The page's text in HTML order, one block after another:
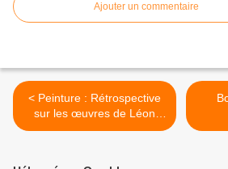
Ajouter un commentaire
< Peinture : Rétrospective
sur les œuvres de Léon
Fulgence